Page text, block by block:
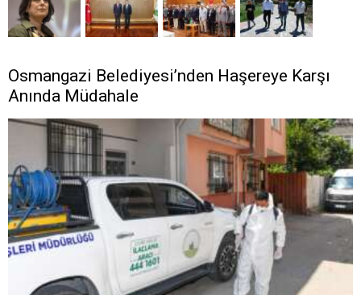
Osmangazi Belediyesi’nden Haşereye Karşı
Anında Müdahale